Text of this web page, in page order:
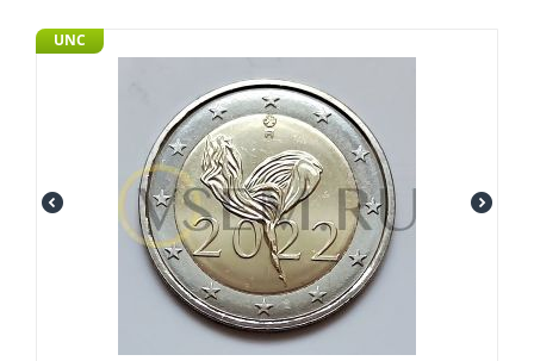
UNC